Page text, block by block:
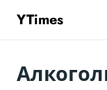
YTimes